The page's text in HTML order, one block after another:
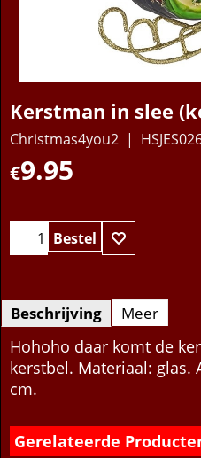
Kerstman in slee
Christmas4you2
€9.95
Bestel
Beschrijving Meer
Hohoho daar komt de
kerstbel. Materiaal: glas.
cm.
Gerelateerde